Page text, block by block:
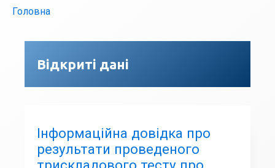
Головна
Відкриті дані
Інформаційна довідка про
результати проведеного